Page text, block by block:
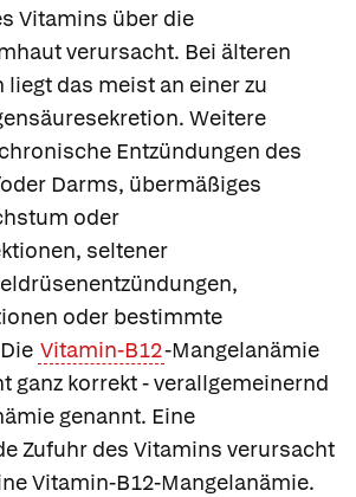
Vitamins über die
verursacht. Bei älteren
liegt das meist an einer zu
Weitere
Entzündungen des
Darms, übermäßiges
oder
seltener
oder bestimmte
Vitamin-B12-Mangelanämie
ganz korrekt - verallgemeinernd
genannt. Eine
Zufuhr des Vitamins verursacht
Vitamin-B12-Mangelanämie.